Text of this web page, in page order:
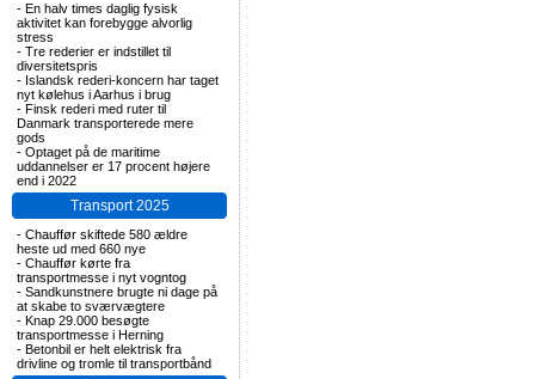
- En halv times daglig fysisk
aktivitet kan forebygge alvorlig
stress
- Tre rederier er indstillet til
diversitetspris
- Islandsk rederi-koncern har taget
nyt kølehus i Aarhus i brug
- Finsk rederi med ruter til
Danmark transporterede mere
gods
- Optaget på de maritime
uddannelser er 17 procent højere
end i 2022
Transport 2025
- Chauffør skiftede 580 ældre
heste ud med 660 nye
- Chauffør kørte fra
transportmesse i nyt vogntog
- Sandkunstnere brugte ni dage på
at skabe to sværvægtere
- Knap 29.000 besøgte
transportmesse i Herning
- Betonbil er helt elektrisk fra
drivline og tromle til transportbånd